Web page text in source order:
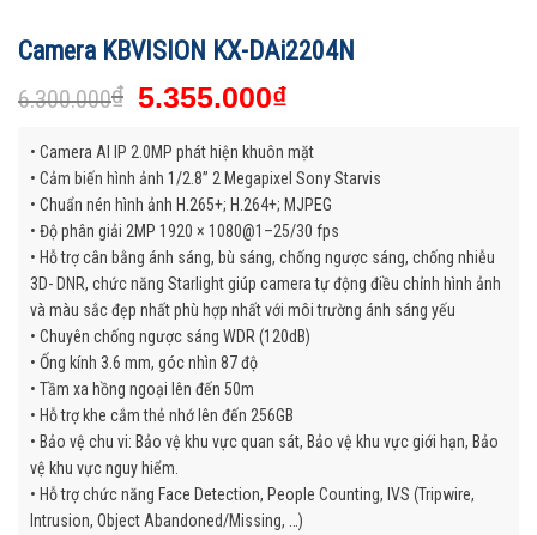
Camera KBVISION KX-DAi2204N
6.300.000₫ 5.355.000₫
• Camera AI IP 2.0MP phát hiện khuôn mặt
• Cảm biến hình ảnh 1/2.8” 2 Megapixel Sony Starvis
• Chuẩn nén hình ảnh H.265+; H.264+; MJPEG
• Độ phân giải 2MP 1920 × 1080@1–25/30 fps
• Hỗ trợ cân bằng ánh sáng, bù sáng, chống ngược sáng, chống nhiễu
3D- DNR, chức năng Starlight giúp camera tự động điều chỉnh hình ảnh
và màu sắc đẹp nhất phù hợp nhất với môi trường ánh sáng yếu
• Chuyên chống ngược sáng WDR (120dB)
• Ống kính 3.6 mm, góc nhìn 87 độ
• Tầm xa hồng ngoại lên đến 50m
• Hỗ trợ khe cắm thẻ nhớ lên đến 256GB
• Bảo vệ chu vi: Bảo vệ khu vực quan sát, Bảo vệ khu vực giới hạn, Bảo
vệ khu vực nguy hiểm.
• Hỗ trợ chức năng Face Detection, People Counting, IVS (Tripwire,
Intrusion, Object Abandoned/Missing, …)